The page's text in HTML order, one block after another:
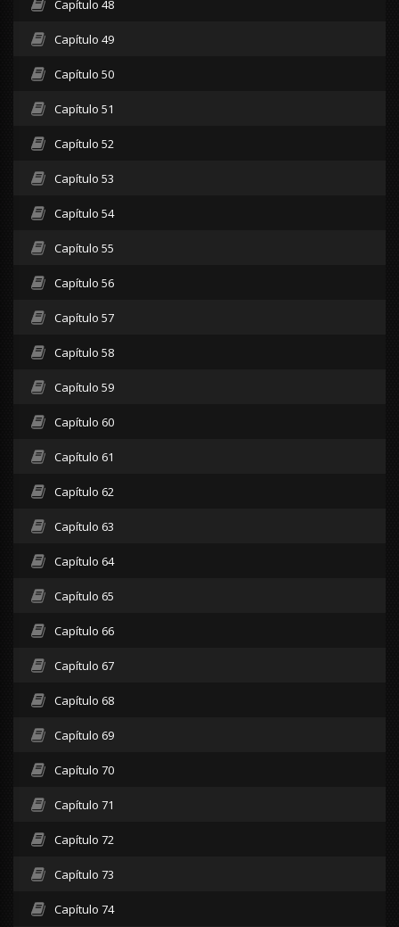
Capítulo 48
Capítulo 49
Capítulo 50
Capítulo 51
Capítulo 52
Capítulo 53
Capítulo 54
Capítulo 55
Capítulo 56
Capítulo 57
Capítulo 58
Capítulo 59
Capítulo 60
Capítulo 61
Capítulo 62
Capítulo 63
Capítulo 64
Capítulo 65
Capítulo 66
Capítulo 67
Capítulo 68
Capítulo 69
Capítulo 70
Capítulo 71
Capítulo 72
Capítulo 73
Capítulo 74